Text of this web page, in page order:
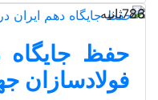
26 ثانیه
783
حفظ جایگاه
فولادسازان